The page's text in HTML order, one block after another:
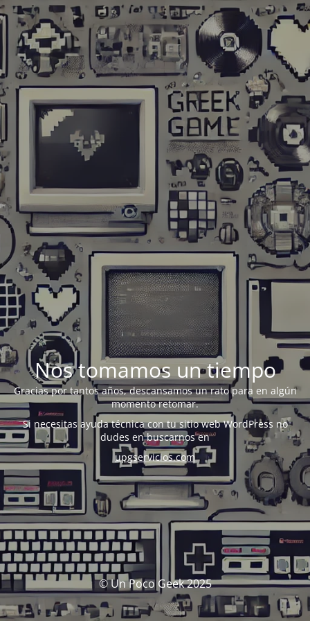
Nos tomamos un tiempo
Gracias por tantos años, descansamos un rato para en algún
momento retomar.
Si necesitas ayuda técnica con tu sitio web WordPress no
dudes en buscarnos en
upgservicios.com
© Un Poco Geek 2025